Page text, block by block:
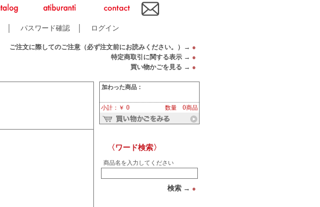
パスワード確認 ログイン
ご注文に際してのご注意（必ず注文前にお読みください。）→ ●
特定商取引に関する表示 → ●
買い物かごを見る → ●
加わった商品：
小計：￥ 0 数量 0商品
〈ワード検索〉
商品名を入力してください
検索 → ●